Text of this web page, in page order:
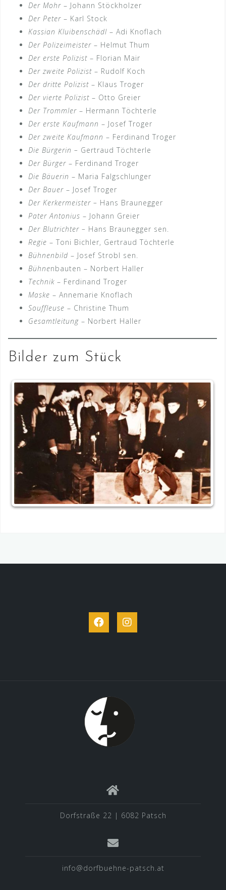
Der Mohr – Johann Stöckholzer
Der Peter – Karl Stock
Kassian Kluibenschädl – Adi Knoflach
Der Polizeimeister – Helmut Thum
Der erste Polizist – Florian Mair
Der zweite Polizist – Rudolf Koch
Der dritte Polizist – Klaus Troger
Der vierte Polizist – Otto Greier
Der Trommler – Hermann Töchterle
Der erste Kaufmann – Josef Troger
Der zweite Kaufmann – Ferdinand Troger
Die Bürgerin – Gertraud Töchterle
Der Bürger – Ferdinand Troger
Die Bäuerin – Maria Falgschlunger
Der Bauer – Josef Troger
Der Kerkermeister – Hans Braunegger
Pater Antonius – Johann Greier
Der Blutrichter – Hans Braunegger sen.
Regie – Toni Bichler, Gertraud Töchterle
Bühnenbild – Josef Strobl sen.
Bühnenbauten – Norbert Haller
Technik – Ferdinand Troger
Maske – Annemarie Knoflach
Souffleuse – Christine Thum
Gesamtleitung – Norbert Haller
Bilder zum Stück
FacebookInstagram
Dorfstraße 22 | 6082 Patsch
info@dorfbuehne-patsch.at